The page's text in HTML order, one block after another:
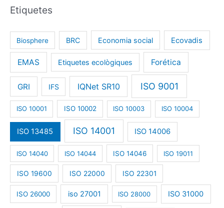
Etiquetes
Biosphere BRC Economia social Ecovadis
EMAS Etiquetes ecològiques Forética
GRI IFS IQNet SR10 ISO 9001
ISO 10001 ISO 10002 ISO 10003 ISO 10004
ISO 13485 ISO 14001 ISO 14006
ISO 14040 ISO 14044 ISO 14046 ISO 19011
ISO 19600 ISO 22000 ISO 22301
ISO 26000 iso 27001 ISO 28000 ISO 31000